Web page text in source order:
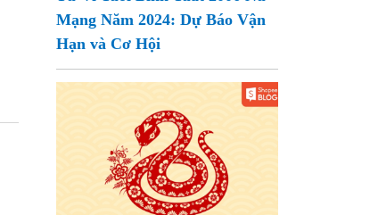
Mạng Năm 2024: Dự Báo Vận
Hạn và Cơ Hội